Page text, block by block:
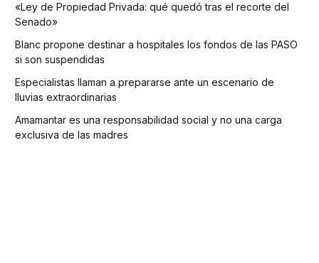
«Ley de Propiedad Privada: qué quedó tras el recorte del
Senado»
Blanc propone destinar a hospitales los fondos de las PASO
si son suspendidas
Especialistas llaman a prepararse ante un escenario de
lluvias extraordinarias
Amamantar es una responsabilidad social y no una carga
exclusiva de las madres